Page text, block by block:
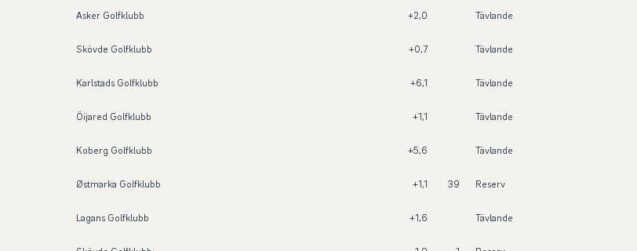
Asker Golfklubb +2,0 Tävlande
Skövde Golfklubb +0,7 Tävlande
Karlstads Golfklubb +6,1 Tävlande
Öijared Golfklubb +1,1 Tävlande
Koberg Golfklubb +5,6 Tävlande
Østmarka Golfklubb +1,1 39 Reserv
Lagans Golfklubb +1,6 Tävlande